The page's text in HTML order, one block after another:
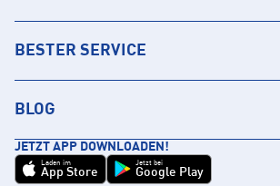
BESTER SERVICE
BLOG
JETZT APP DOWNLOADEN!
Laden im
App Store
Jetzt bei
Google Play